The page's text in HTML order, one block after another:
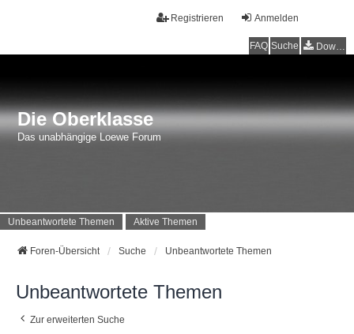
Anmelden
Registrieren
FAQ Suche Downloads
Die Oberklasse
Das unabhängige Loewe Forum
Unbeantwortete Themen Aktive Themen
Foren-Übersicht Suche Unbeantwortete Themen
Unbeantwortete Themen
Zur erweiterten Suche